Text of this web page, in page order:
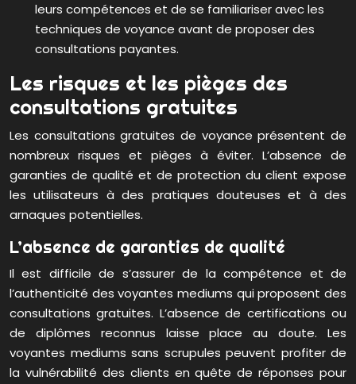
leurs compétences et de se familiariser avec les
techniques de voyance avant de proposer des
consultations payantes.
Les risques et les pièges des
consultations gratuites
Les consultations gratuites de voyance présentent de
nombreux risques et pièges à éviter. L’absence de
garanties de qualité et de protection du client expose
les utilisateurs à des pratiques douteuses et à des
arnaques potentielles.
L’absence de garanties de qualité
Il est difficile de s’assurer de la compétence et de
l’authenticité des voyantes mediums qui proposent des
consultations gratuites. L’absence de certifications ou
de diplômes reconnus laisse place au doute. Les
voyantes mediums sans scrupules peuvent profiter de
la vulnérabilité des clients en quête de réponses pour